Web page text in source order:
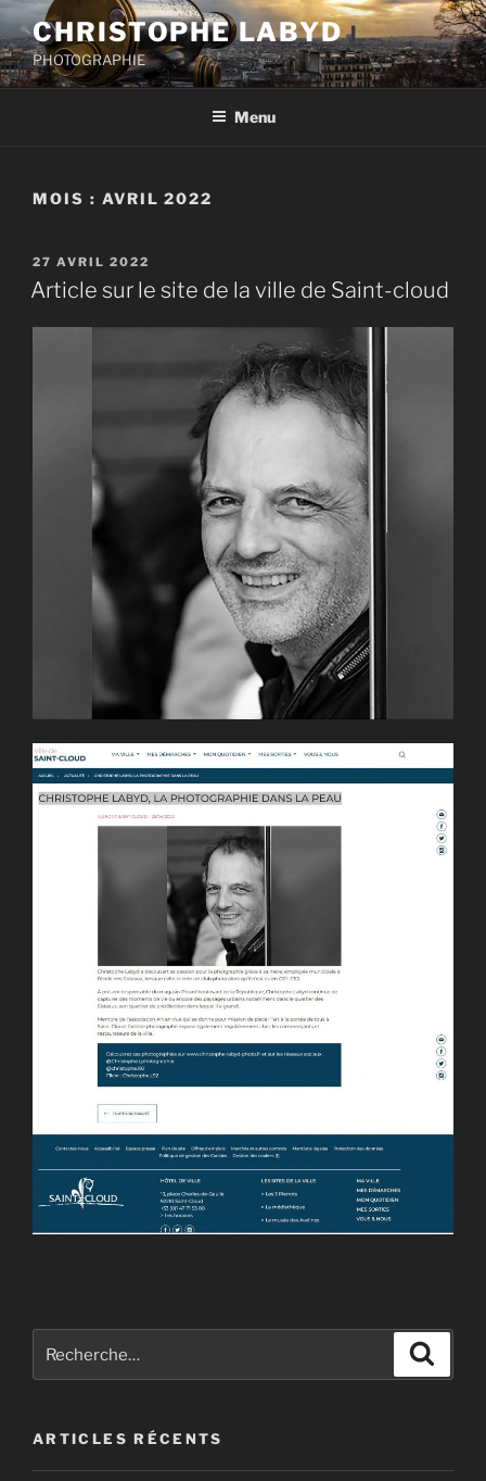
Aller
au
contenu
principal
CHRISTOPHE LABYD
PHOTOGRAPHIE
Menu
MOIS : AVRIL 2022
PUBLIÉ
LE
27 AVRIL 2022
Article sur le site de la ville de Saint-cloud
pour
ARTICLES RÉCENTS